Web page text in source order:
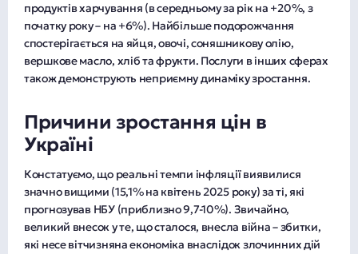
продуктів харчування (в середньому за рік на +20%, з
початку року – на +6%). Найбільше подорожчання
спостерігається на яйця, овочі, соняшникову олію,
вершкове масло, хліб та фрукти. Послуги в інших сферах
також демонструють неприємну динаміку зростання.
Причини зростання цін в
Україні
Констатуємо, що реальні темпи інфляції виявилися
значно вищими (15,1% на квітень 2025 року) за ті, які
прогнозував НБУ (приблизно 9,7-10%). Звичайно,
великий внесок у те, що сталося, внесла війна – збитки,
які несе вітчизняна економіка внаслідок злочинних дій